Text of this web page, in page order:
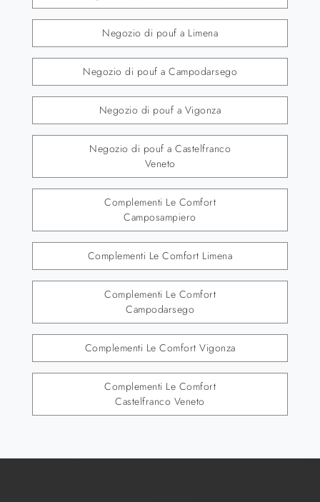
Negozio di pouf a Limena
Negozio di pouf a Campodarsego
Negozio di pouf a Vigonza
Negozio di pouf a Castelfranco
Veneto
Complementi Le Comfort
Camposampiero
Complementi Le Comfort Limena
Complementi Le Comfort
Campodarsego
Complementi Le Comfort Vigonza
Complementi Le Comfort
Castelfranco Veneto